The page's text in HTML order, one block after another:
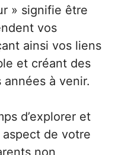
» signifie être
vos
ainsi vos liens
et créant des
à venir.
d’explorer et
de votre
non